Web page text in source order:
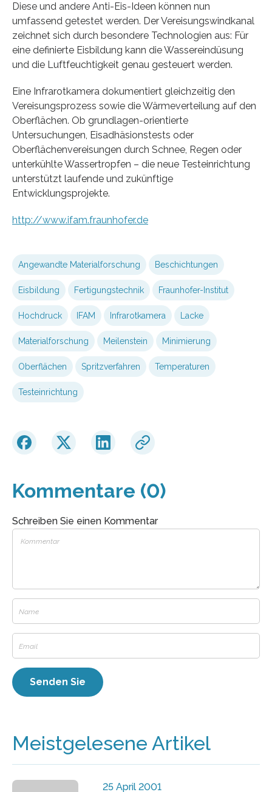
Diese und andere Anti-Eis-Ideen können nun
umfassend getestet werden. Der Vereisungswindkanal
zeichnet sich durch besondere Technologien aus: Für
eine definierte Eisbildung kann die Wassereindüsung
und die Luftfeuchtigkeit genau gesteuert werden.
Eine Infrarotkamera dokumentiert gleichzeitig den
Vereisungsprozess sowie die Wärmeverteilung auf den
Oberflächen. Ob grundlagen-orientierte
Untersuchungen, Eisadhäsionstests oder
Oberflächenvereisungen durch Schnee, Regen oder
unterkühlte Wassertropfen – die neue Testeinrichtung
unterstützt laufende und zukünftige
Entwicklungsprojekte.
http://www.ifam.fraunhofer.de
Angewandte Materialforschung Beschichtungen
Eisbildung Fertigungstechnik Fraunhofer-Institut
Hochdruck IFAM Infrarotkamera Lacke
Materialforschung Meilenstein Minimierung
Oberflächen Spritzverfahren Temperaturen
Testeinrichtung
Kommentare (0)
Schreiben Sie einen Kommentar
Meistgelesene Artikel
25 April 2001